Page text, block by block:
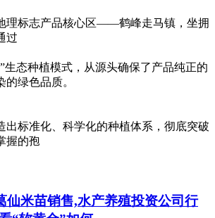
理标志产品核心区——鹤峰走马镇，坐拥
过
生态种植模式，从源头确保了产品纯正的
绿色品质。
出标准化、科学化的种植体系，彻底突破
握的孢
仙米苗销售,水产养殖投资公司行